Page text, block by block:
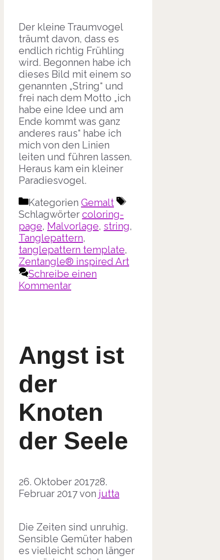
Der kleine Traumvogel
träumt davon, dass es
endlich richtig Frühling
wird. Begonnen habe ich
dieses Bild mit einem so
genannten „String“ und
frei nach dem Motto „ich
habe eine Idee und am
Ende kommt was ganz
anderes raus“ habe ich
mich von den Linien
leiten und führen lassen.
Heraus kam ein kleiner
Paradiesvogel.
Kategorien Gemalt
Schlagwörter coloring-
page, Malvorlage, string,
Tanglepattern,
tanglepattern template,
Zentangle® inspired Art
Schreibe einen
Kommentar
Angst ist
der
Knoten
der Seele
26. Oktober 201728.
Februar 2017von jutta
Die Zeiten sind unruhig.
Sensible Gemüter haben
es vielleicht schon länger